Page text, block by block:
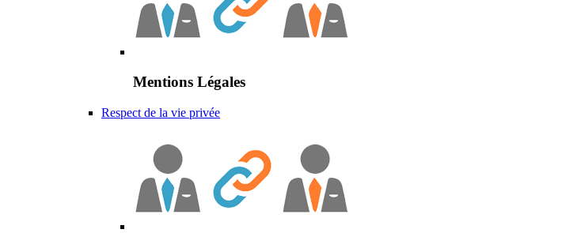
Mentions Légales
Respect de la vie privée